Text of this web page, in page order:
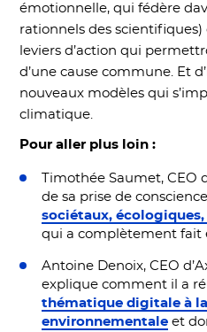
émotionnelle, qui fédère
rationnels des scientifiques)
leviers d’action qui
d’une cause commune. Et
nouveaux modèles qui
climatique.
Pour aller plus loin :
Timothée Saumet, CEO
de sa prise de
sociétaux,
qui a complètement fait
Antoine Denoix, CEO
explique comment il a
thématique digitale à
environnementale et